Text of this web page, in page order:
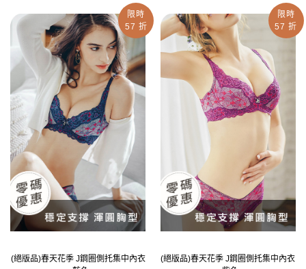
限時
57 折
(絕版品)春天花季 J鋼圈側托集中內衣
限時
57 折
(絕版品)春天花季 J鋼圈側托集中內衣